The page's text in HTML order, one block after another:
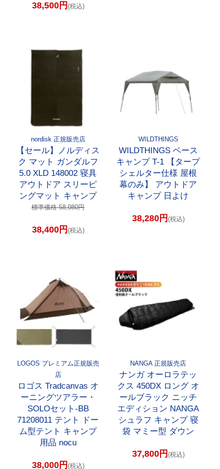
38,500円 (税込)
nordisk 正規販売店
【セール】ノルディス
ク マット ガンダルフ
5.0 XLD 148002 寝具
アウトドア スリーピ
ングマット キャンプ
標準価格 58,080円
38,400円 (税込)
WILDTHINGS
WILDTHINGS ベース
キャンプ T-1 【タープ
シェルター仕様 屋根
幕のみ】 アウトドア
キャンプ 日よけ
38,280円 (税込)
LOGOS プレミアム正規販売
店
ロゴス Tradcanvas オ
ーニングツアラー・
SOLOセット-BB
71208011 テント ドー
ム型テント キャンプ
用品 nocu
38,000円 (税込)
NANGA 正規販売店
ナンガ オーロラテッ
クス 450DX ロング オ
ールブラック ニッチ
エディション NANGA
シュラフ キャンプ 寝
袋 マミー型 ダウン
37,800円 (税込)